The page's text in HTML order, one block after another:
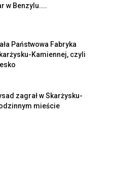
w Benzylu....
Państwowa Fabryka
Kamiennej, czyli
zagrał w Skarżysku-
mieście